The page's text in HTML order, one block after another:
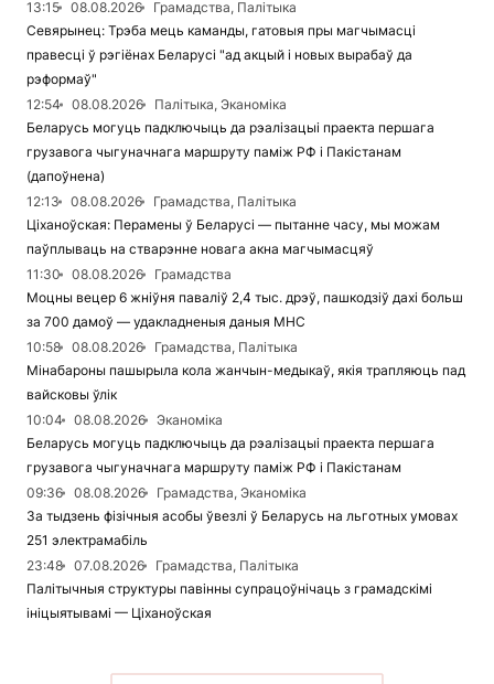
13:15
08.08.2026
Грамадства, Палітыка
Севярынец: Трэба мець каманды, гатовыя пры магчымасці
правесці ў рэгіёнах Беларусі "ад акцый і новых вырабаў да
рэформаў"
12:54
08.08.2026
Палітыка, Эканоміка
Беларусь могуць падключыць да рэалізацыі праекта першага
грузавога чыгуначнага маршруту паміж РФ і Пакістанам
(дапоўнена)
12:13
08.08.2026
Грамадства, Палітыка
Ціханоўская: Перамены ў Беларусі — пытанне часу, мы можам
паўплываць на стварэнне новага акна магчымасцяў
11:30
08.08.2026
Грамадства
Моцны вецер 6 жніўня паваліў 2,4 тыс. дрэў, пашкодзіў дахі больш
за 700 дамоў — удакладненыя даныя МНС
10:58
08.08.2026
Грамадства, Палітыка
Мінабароны пашырыла кола жанчын-медыкаў, якія трапляюць пад
вайсковы ўлік
10:04
08.08.2026
Эканоміка
Беларусь могуць падключыць да рэалізацыі праекта першага
грузавога чыгуначнага маршруту паміж РФ і Пакістанам
09:36
08.08.2026
Грамадства, Эканоміка
За тыдзень фізічныя асобы ўвезлі ў Беларусь на льготных умовах
251 электрамабіль
23:48
07.08.2026
Грамадства, Палітыка
Палітычныя структуры павінны супрацоўнічаць з грамадскімі
ініцыятывамі — Ціханоўская